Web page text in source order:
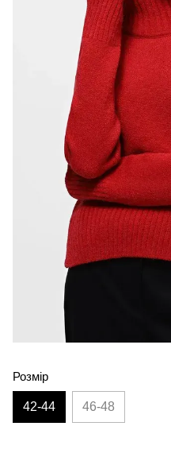
Розмір
42-44 46-48